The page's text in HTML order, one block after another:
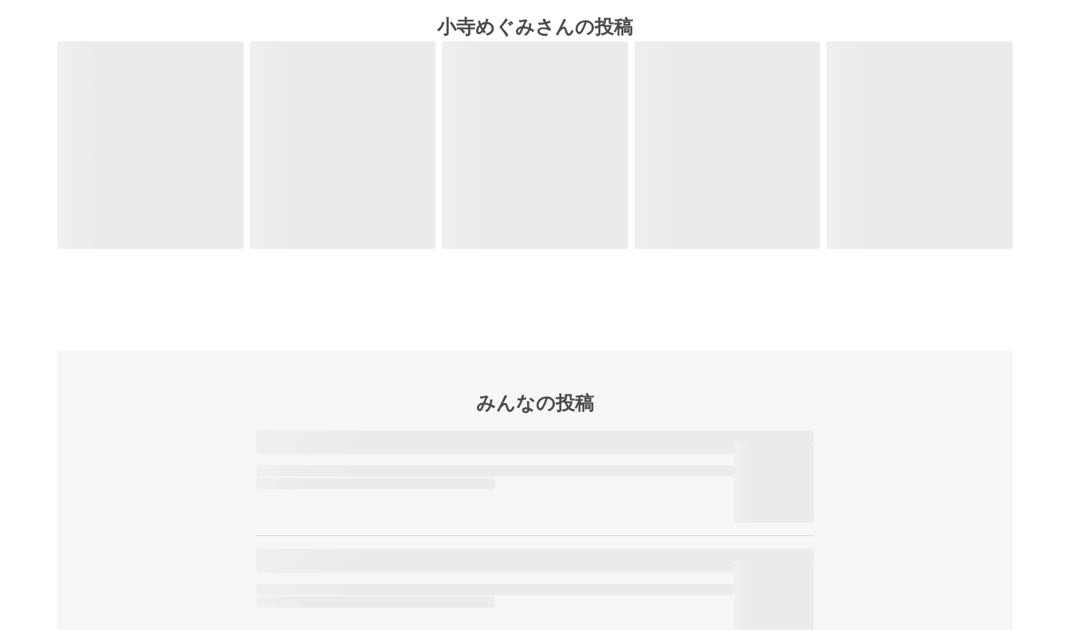
小寺めぐみさんの投稿
みんなの投稿